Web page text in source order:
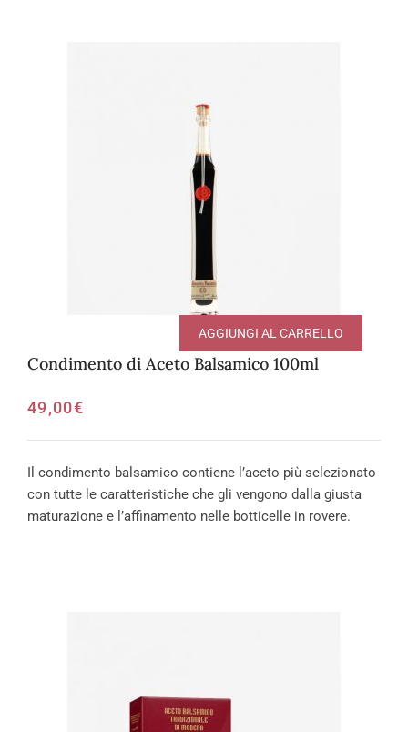
Condimento di Aceto Balsamico 100ml
49,00€
AGGIUNGI AL CARRELLO
Il condimento balsamico contiene l’aceto più selezionato
con tutte le caratteristiche che gli vengono dalla giusta
maturazione e l’affinamento nelle botticelle in rovere.